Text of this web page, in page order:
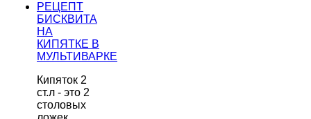
РЕЦЕПТ
БИСКВИТА
НА
КИПЯТКЕ В
МУЛЬТИВАРКЕ
Кипяток 2
ст.л - это 2
столовых